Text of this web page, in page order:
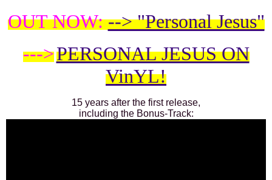
OUT NOW:--> "Personal Jesus"
--->PERSONAL JESUS ON
VinYL!
15 years after the first release,
including the Bonus-Track: